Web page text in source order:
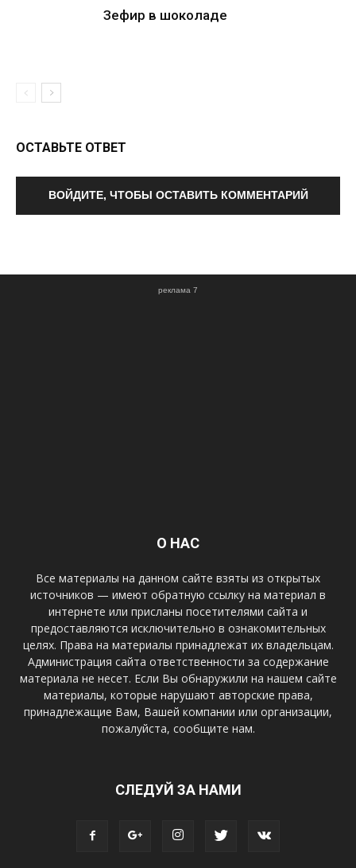
Зефир в шоколаде
ОСТАВЬТЕ ОТВЕТ
ВОЙДИТЕ, ЧТОБЫ ОСТАВИТЬ КОММЕНТАРИЙ
реклама 7
О НАС
Все материалы на данном сайте взяты из открытых
источников — имеют обратную ссылку на материал в
интернете или присланы посетителями сайта и
предоставляются исключительно в ознакомительных
целях. Права на материалы принадлежат их владельцам.
Администрация сайта ответственности за содержание
материала не несет. Если Вы обнаружили на нашем сайте
материалы, которые нарушают авторские права,
принадлежащие Вам, Вашей компании или организации,
пожалуйста, сообщите нам.
СЛЕДУЙ ЗА НАМИ